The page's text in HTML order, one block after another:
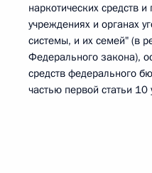
наркотических средств
учреждениях и органах
системы, и их семей" (в
Федерального закона),
средств федерального
частью первой статьи 10